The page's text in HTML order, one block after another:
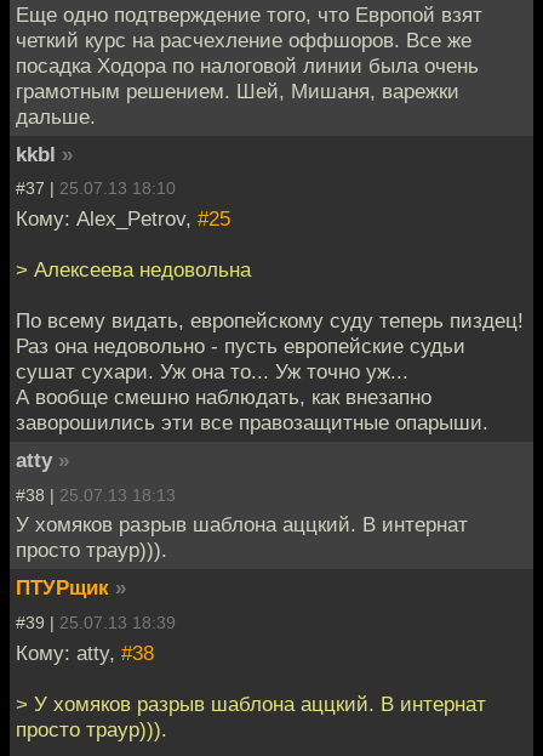
Еще одно подтверждение того, что Европой взят
четкий курс на расчехление оффшоров. Все же
посадка Ходора по налоговой линии была очень
грамотным решением. Шей, Мишаня, варежки
дальше.
kkbl »
#37 | 25.07.13 18:10
Кому: Alex_Petrov, #25
> Алексеева недовольна
По всему видать, европейскому суду теперь пиздец!
Раз она недовольно - пусть европейские судьи
сушат сухари. Уж она то... Уж точно уж...
А вообще смешно наблюдать, как внезапно
заворошились эти все правозащитные опарыши.
atty »
#38 | 25.07.13 18:13
У хомяков разрыв шаблона аццкий. В интернат
просто траур))).
ПТУРщик »
#39 | 25.07.13 18:39
Кому: atty, #38
> У хомяков разрыв шаблона аццкий. В интернат
просто траур))).